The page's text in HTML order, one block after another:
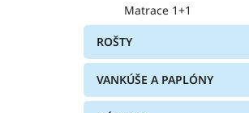
Matrace 1+1
ROŠTY
VANKÚŠE A PAPLÓNY